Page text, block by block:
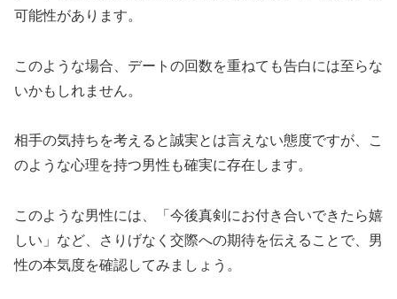
可能性があります。
このような場合、デートの回数を重ねても告白には至らな
いかもしれません。
相手の気持ちを考えると誠実とは言えない態度ですが、こ
のような心理を持つ男性も確実に存在します。
このような男性には、「今後真剣にお付き合いできたら嬉
しい」など、さりげなく交際への期待を伝えることで、男
性の本気度を確認してみましょう。